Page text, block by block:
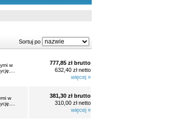
Sortuj po
w
777,85 zł brutto
632,40 zł netto
więcej »
w
381,30 zł brutto
310,00 zł netto
więcej »